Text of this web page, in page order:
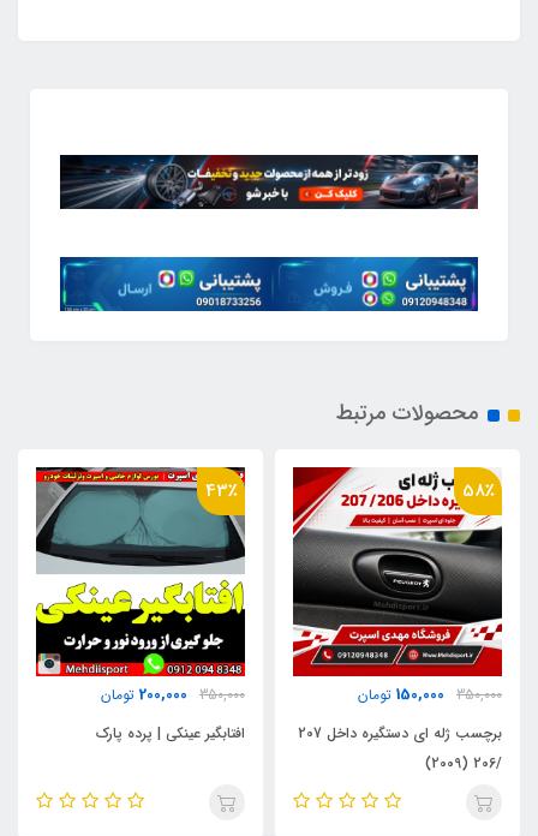
محصولات مرتبط
58٪
350,000
150,000 تومان
برچسب ژله ای دستگیره داخل 207
/206 (2009)
43٪
350,000
200,000 تومان
افتابگیر عینکی | پرده پارک